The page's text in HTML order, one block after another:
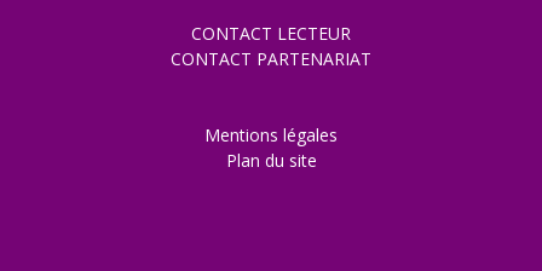
CONTACT LECTEUR
CONTACT PARTENARIAT
Mentions légales
Plan du site